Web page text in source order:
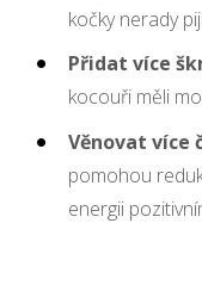
kočky nerady
Přidat více
kocouři měli
Věnovat více
pomohou
energii